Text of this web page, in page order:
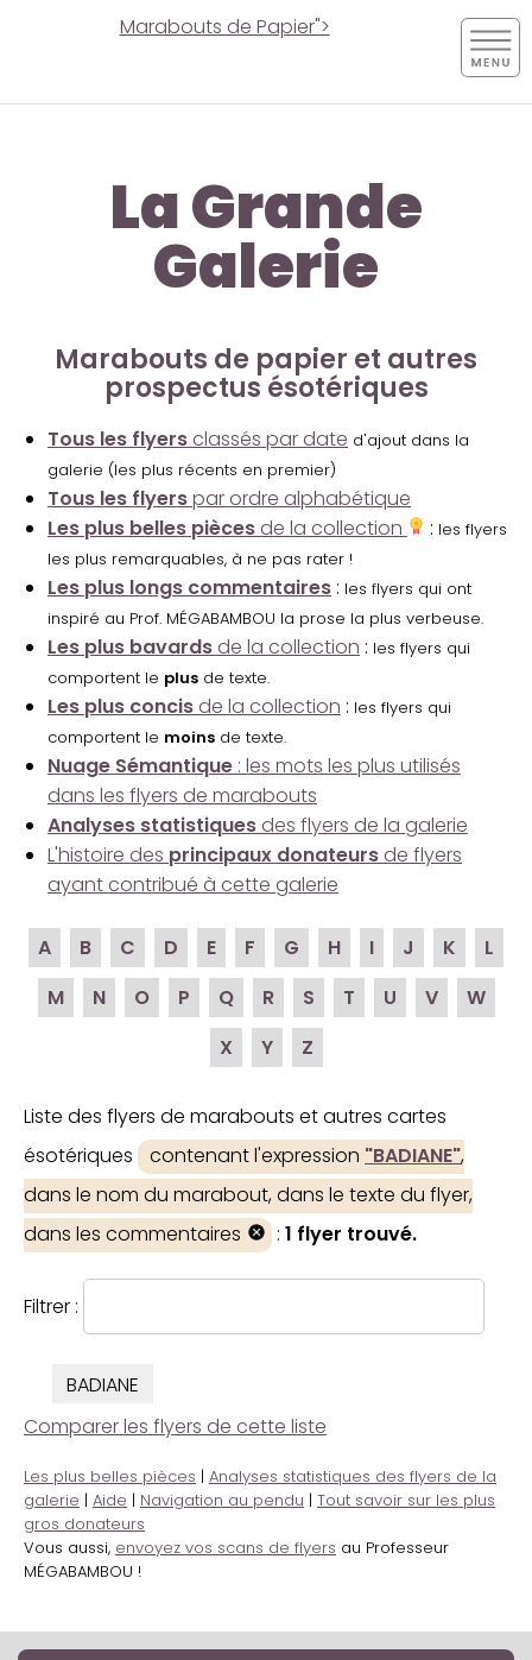
Marabouts de Papier">
La Grande
Galerie
Marabouts de papier et autres
prospectus ésotériques
Tous les flyers classés par date d'ajout dans la
galerie (les plus récents en premier)
Tous les flyerspar ordre alphabétique
Les plus belles pièces de la collection : les flyers
les plus remarquables, à ne pas rater !
Les plus longs commentaires : les flyers qui ont
inspiré au Prof. MÉGABAMBOU la prose la plus verbeuse.
Les plus bavards de la collection : les flyers qui
comportent le plus de texte.
Les plus concis de la collection : les flyers qui
comportent le moins de texte.
Nuage Sémantique : les mots les plus utilisés
dans les flyers de marabouts
Analyses statistiques des flyers de la galerie
L'histoire des principaux donateurs de flyers
ayant contribué à cette galerie
A B C D E F G H I J K
L
M
N O P Q R S T U V
W
X
Y Z
Liste des flyers de marabouts et autres cartes
ésotériques
contenant l'expression "BADIANE",
dans le nom du marabout, dans le texte du flyer,
dans les commentaires
: 1 flyer trouvé.
Filtrer :
BADIANE
Comparer les flyers de cette liste
Les plus belles pièces | Analyses statistiques des flyers de la
galerie | Aide | Navigation au pendu | Tout savoir sur les plus
gros donateurs
Vous aussi, envoyez vos scans de flyers au Professeur
MÉGABAMBOU !